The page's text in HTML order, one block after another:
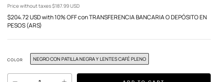
Price without taxes$187.99 USD
$204.72 USDwith10% OFF con TRANSFERENCIA BANCARIA O DEPÓSITO EN
PESOS (ARS)
COLOR NEGRO CON PATILLA NEGRA Y LENTES CAFÉ PLENO